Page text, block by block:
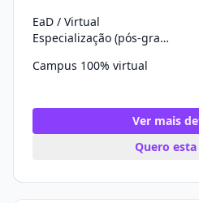
EaD / Virtual
Especialização (pós-graduação)
Campus 100% virtual
Ver mais
Quero